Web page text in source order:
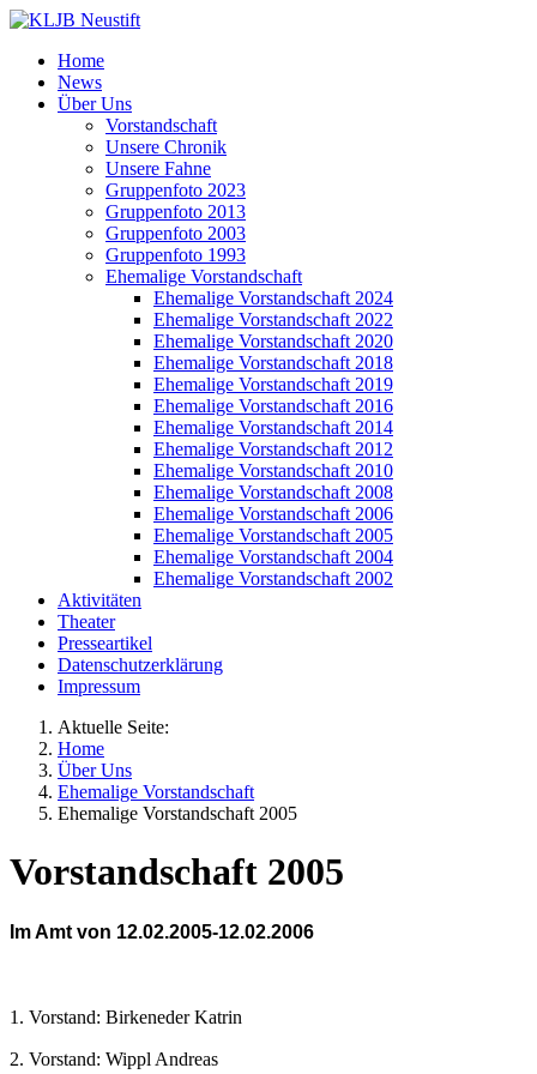
Home
News
Über Uns
Vorstandschaft
Unsere Chronik
Unsere Fahne
Gruppenfoto 2023
Gruppenfoto 2013
Gruppenfoto 2003
Gruppenfoto 1993
Ehemalige Vorstandschaft
Ehemalige Vorstandschaft 2024
Ehemalige Vorstandschaft 2022
Ehemalige Vorstandschaft 2020
Ehemalige Vorstandschaft 2018
Ehemalige Vorstandschaft 2019
Ehemalige Vorstandschaft 2016
Ehemalige Vorstandschaft 2014
Ehemalige Vorstandschaft 2012
Ehemalige Vorstandschaft 2010
Ehemalige Vorstandschaft 2008
Ehemalige Vorstandschaft 2006
Ehemalige Vorstandschaft 2005
Ehemalige Vorstandschaft 2004
Ehemalige Vorstandschaft 2002
Aktivitäten
Theater
Presseartikel
Datenschutzerklärung
Impressum
Aktuelle Seite:
Home
Über Uns
Ehemalige Vorstandschaft
Ehemalige Vorstandschaft 2005
Vorstandschaft 2005
Im Amt von 12.02.2005-12.02.2006
1. Vorstand: Birkeneder Katrin
2. Vorstand: Wippl Andreas